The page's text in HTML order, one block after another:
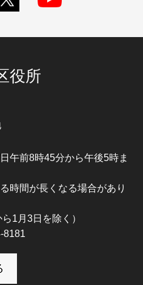
役所
午前8時45分から午後5時ま
時間が長くなる場合があり
1月3日を除く）
8181